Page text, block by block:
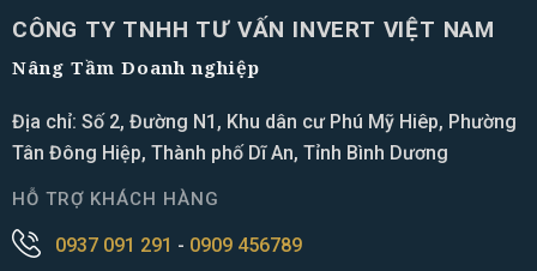
CÔNG TY TNHH TƯ VẤN INVERT VIỆT NAM
Nâng Tầm Doanh nghiệp
Địa chỉ: Số 2, Đường N1, Khu dân cư Phú Mỹ Hiêp, Phường
Tân Đông Hiệp, Thành phố Dĩ An, Tỉnh Bình Dương
HỖ TRỢ KHÁCH HÀNG
0937 091 291 - 0909 456789